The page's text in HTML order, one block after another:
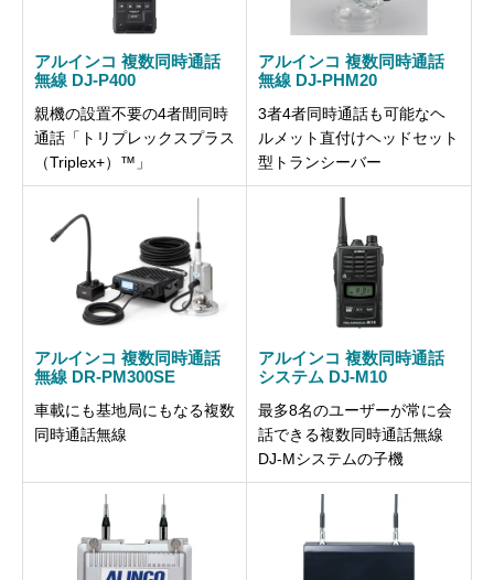
アルインコ 複数同時通話
無線 DJ-P400
親機の設置不要の4者間同時
通話「トリプレックスプラス
（Triplex+）™」
アルインコ 複数同時通話
無線 DJ-PHM20
3者4者同時通話も可能なヘ
ルメット直付けヘッドセット
型トランシーバー
アルインコ 複数同時通話
無線 DR-PM300SE
車載にも基地局にもなる複数
同時通話無線
アルインコ 複数同時通話
システム DJ-M10
最多8名のユーザーが常に会
話できる複数同時通話無線
DJ-Mシステムの子機